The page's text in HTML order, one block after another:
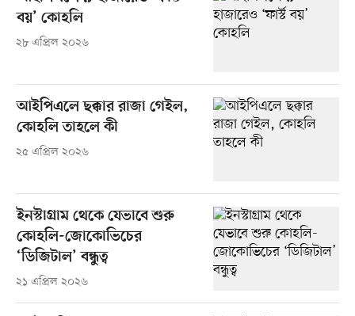
বয়’ কোহলি
২৮ এপ্রিল ২০২৬
আইপিএলে ছক্কার রাজা গেইল,
কোহলি তাহলে কী
২৫ এপ্রিল ২০২৬
ইনস্টাগ্রাম থেকে যেভাবে শুরু
কোহলি-জোকোভিচের
‘ডিজিটাল’ বন্ধুত্ব
২১ এপ্রিল ২০২৬